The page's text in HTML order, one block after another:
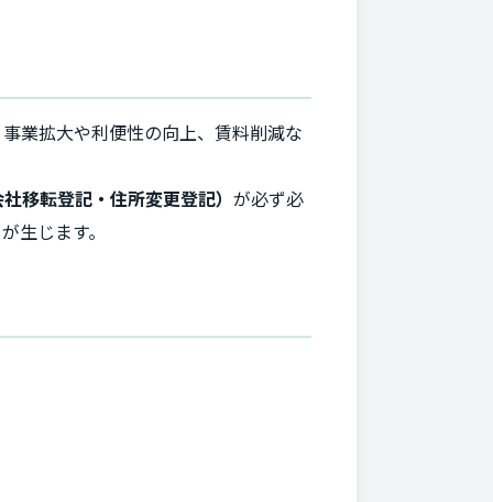
業拡大や利便性の向上、賃料削減な
移転登記・住所変更登記） が必ず必
生じます。